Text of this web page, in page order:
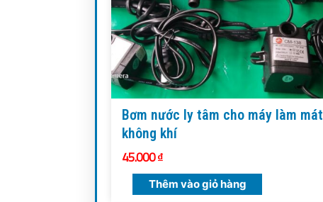
Bơm nước ly tâm cho máy làm mát
không khí
45.000₫
Thêm vào giỏ hàng